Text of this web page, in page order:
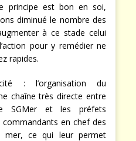
principe est bon en soi,
diminué le nombre des
à ce stade celui
pour y remédier ne
rapides.
: l’organisation du
chaîne très directe entre
SGMer et les préfets
en chef des
mer, ce qui leur permet